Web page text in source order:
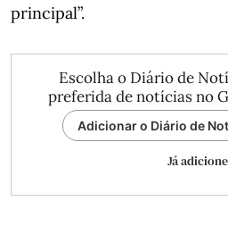
principal”.
Escolha o Diário de
preferida de notícias no
Adicionar o Diário de
Já